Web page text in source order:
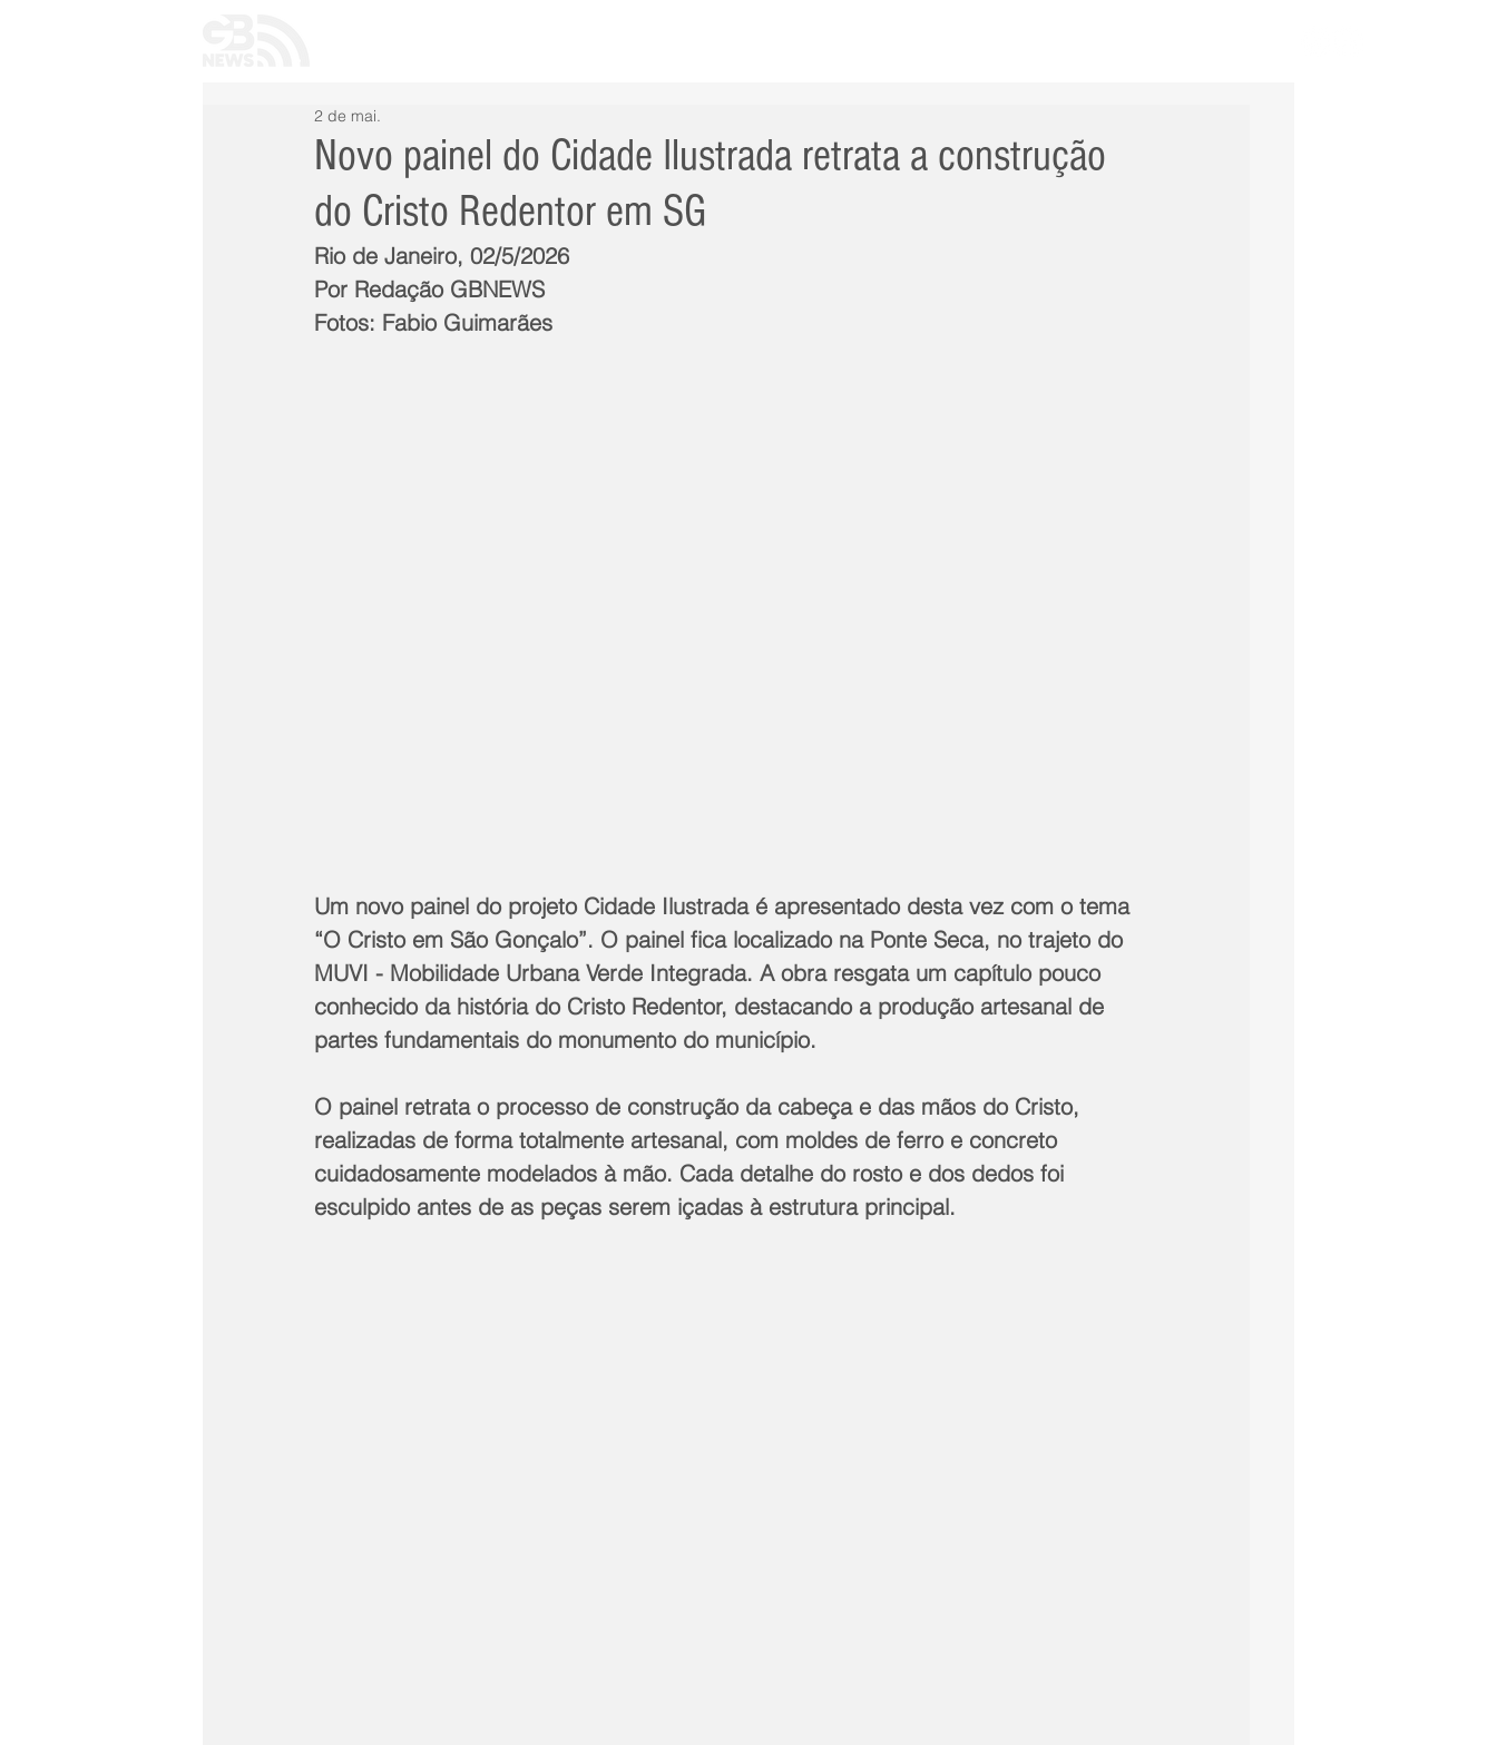
Novo painel do Cidade Ilustrada retrata a construção
do Cristo Redentor em SG
2 de mai.
Rio de Janeiro, 02/5/2026
Por Redação GBNEWS
Fotos: Fabio Guimarães
Um novo painel do projeto Cidade Ilustrada é apresentado desta vez com o tema
“O Cristo em São Gonçalo”. O painel fica localizado na Ponte Seca, no trajeto do
MUVI - Mobilidade Urbana Verde Integrada. A obra resgata um capítulo pouco
conhecido da história do Cristo Redentor, destacando a produção artesanal de
partes fundamentais do monumento do município.
O painel retrata o processo de construção da cabeça e das mãos do Cristo,
realizadas de forma totalmente artesanal, com moldes de ferro e concreto
cuidadosamente modelados à mão. Cada detalhe do rosto e dos dedos foi
esculpido antes de as peças serem içadas à estrutura principal.